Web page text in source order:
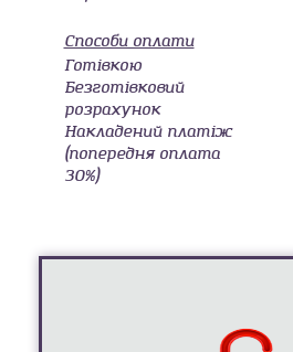
Способи оплати
Готівкою
Безготівковий
розрахунок
Накладений платіж
(попередня оплата
30%)